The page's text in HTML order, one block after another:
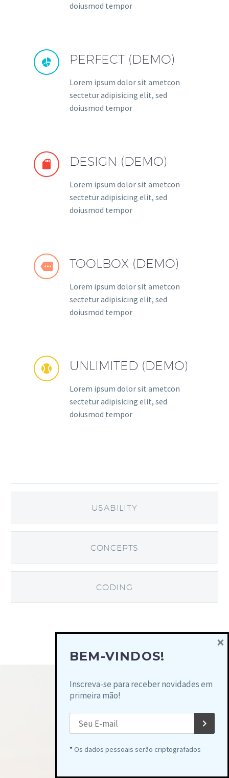
doiusmod tempor

 PERFECT (DEMO)
Lorem ipsum dolor sit ametcon
sectetur adipisicing elit, sed
doiusmod tempor

 DESIGN (DEMO)
Lorem ipsum dolor sit ametcon
sectetur adipisicing elit, sed
doiusmod tempor

 TOOLBOX (DEMO)
Lorem ipsum dolor sit ametcon
sectetur adipisicing elit, sed
doiusmod tempor

 UNLIMITED (DEMO)
Lorem ipsum dolor sit ametcon
sectetur adipisicing elit, sed
doiusmod tempor
USABILITY
CONCEPTS
CODING
BEM-VINDOS!
Inscreva-se para receber novidades em
primeira mão!
* Os dados pessoais serão criptografados
×